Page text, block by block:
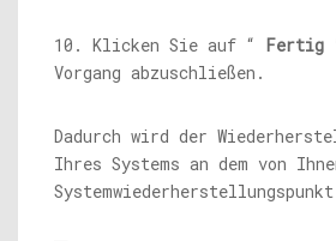
10. Klicken Sie auf “ Fertig
Vorgang abzuschließen.
Dadurch wird der
Ihres Systems an dem von